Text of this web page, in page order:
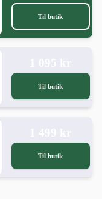
Til butik
Til butik
Til butik